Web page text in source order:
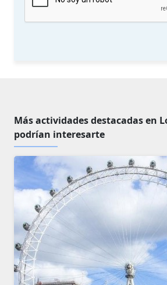
Más actividades destacadas en
podrían interesarte